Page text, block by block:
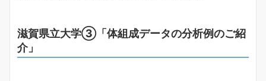
滋賀県立大学③「体組成データの分析例のご紹
介」